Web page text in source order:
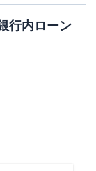
行内ローン